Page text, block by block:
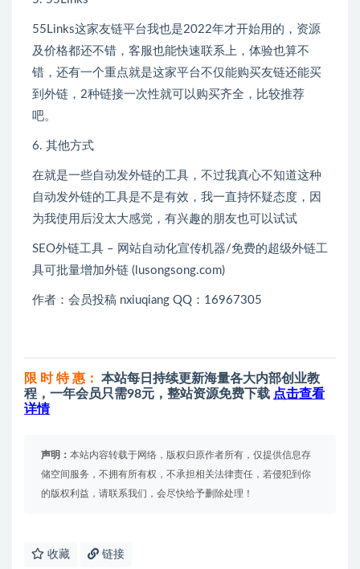
55Links这家友链平台我也是2022年才开始用的，资源
及价格都还不错，客服也能快速联系上，体验也算不
错，还有一个重点就是这家平台不仅能购买友链还能买
到外链，2种链接一次性就可以购买齐全，比较推荐
吧。
6. 其他方式
在就是一些自动发外链的工具，不过我真心不知道这种
自动发外链的工具是不是有效，我一直持怀疑态度，因
为我使用后没太大感觉，有兴趣的朋友也可以试试
SEO外链工具 – 网站自动化宣传机器/免费的超级外链工
具可批量增加外链 (lusongsong.com)
作者：会员投稿 nxiuqiang QQ：16967305
限 时 特 惠：
本站每日持续更新海量各大内部创业教
程，一年会员只需98元，整站资源免费下载 点击查看
详情
声明： 本站内容转载于网络，版权归原作者所有，仅提供信息存
储空间服务，不拥有所有权，不承担相关法律责任，若侵犯到你
的版权利益，请联系我们，会尽快给予删除处理！
收藏 链接